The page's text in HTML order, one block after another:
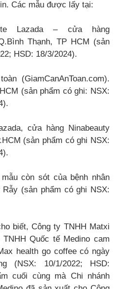
Các mẫu được lấy tại:
Lazada – cửa hàng
Thạnh, TP HCM (sản
HSD: 18/3/2024).
(GiamCanAnToan.com).
(sản phẩm có ghi: NSX:
cửa hàng Ninabeauty
(sản phẩm có ghi NSX:
còn sót của bệnh nhân
(sản phẩm có ghi NSX:
biết, Công ty TNHH Matxi
Quốc tế Medino cam
health go coffee có ngày
(NSX: 10/1/2022; HSD:
cuối cùng mà Chi nhánh